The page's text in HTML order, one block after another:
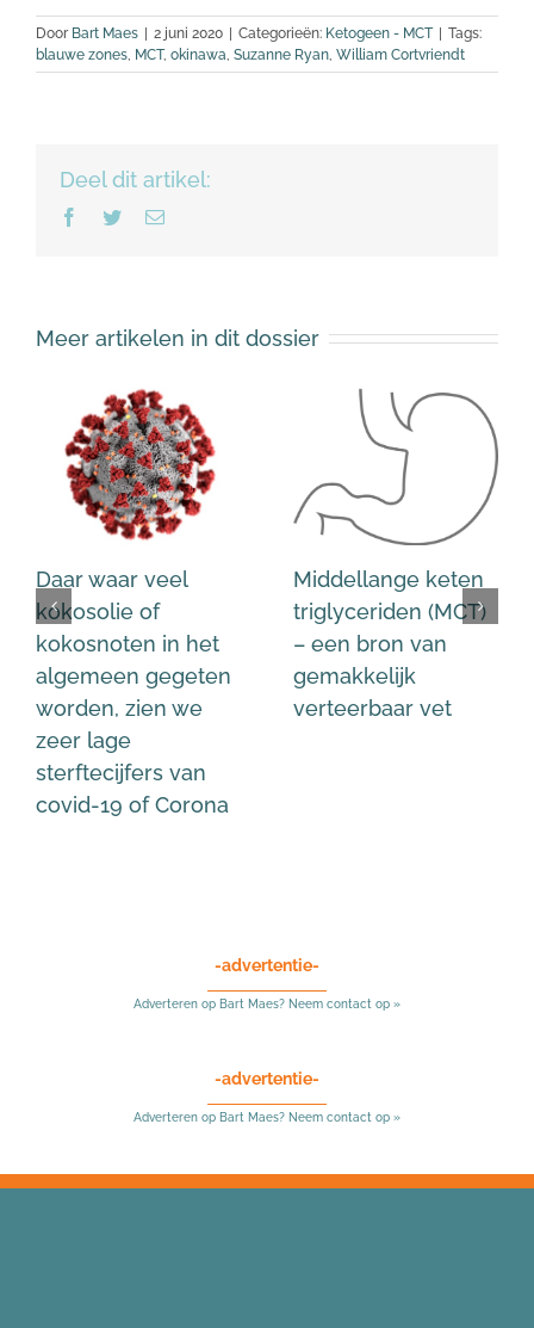
Door Bart Maes | 2 juni 2020 | Categorieën: Ketogeen - MCT | Tags:
blauwe zones, MCT, okinawa, Suzanne Ryan, William Cortvriendt
Deel dit artikel:
Facebook
TwitterE-
Meer artikelen in dit dossier
Daar waar veel
kokosolie of
kokosnoten in het
algemeen gegeten
worden, zien we
zeer lage
sterftecijfers van
covid-19 of Corona
Middellange keten
triglyceriden (MCT)
– een bron van
gemakkelijk
verteerbaar vet
-advertentie-
Adverteren op Bart Maes? Neem contact op »
-advertentie-
Adverteren op Bart Maes? Neem contact op »